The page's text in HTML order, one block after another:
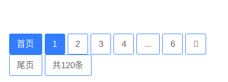
首页 1 2 3 4 ... 6
尾页 共120条